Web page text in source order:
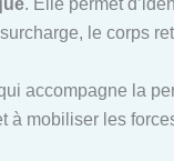
. Elle permet
le corps
accompagne la
à mobiliser les